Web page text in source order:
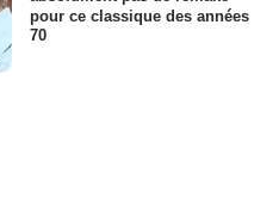
pour ce classique des années
70